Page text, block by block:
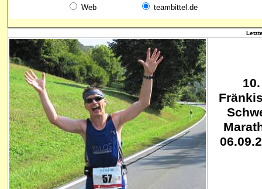
Web teambittel.de
10.